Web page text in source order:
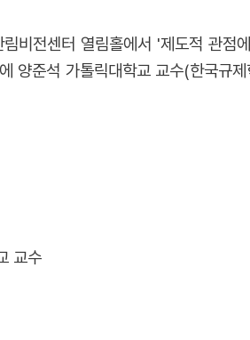
전센터 열림홀에서 '제도적 관점
양준석 가톨릭대학교 교수(한국규
교수